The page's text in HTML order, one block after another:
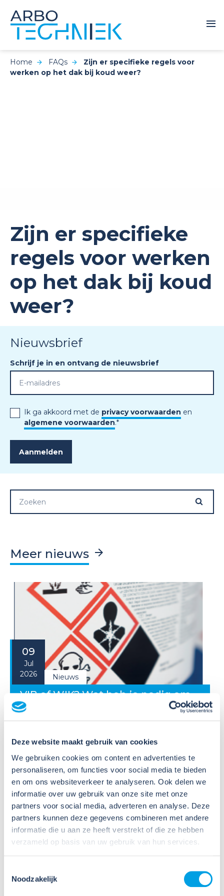
Deze website maakt gebruik van cookies
We gebruiken cookies om content en advertenties te
personaliseren, om functies voor social media te bieden
en om ons websiteverkeer te analyseren. Ook delen we
informatie over uw gebruik van onze site met onze
partners voor social media, adverteren en analyse. Deze
partners kunnen deze gegevens combineren met andere
informatie die u aan ze heeft verstrekt of die ze hebben
verzameld op basis van uw gebruik van hun services.
Noodzakelijk
Home FAQs
Zijn er specifieke regels voor
werken op het dak bij koud weer?
Zijn er specifieke
regels voor werken
op het dak bij koud
weer?
Nieuwsbrief
Schrijf je in en ontvang de nieuwsbrief
Ik ga akkoord met de privacy voorwaarden en
algemene voorwaarden.*
Meer nieuws
09
Jul
2026
Nieuws
VIB of WIK? Wat heb je nodig om
veilig te werken met gevaarlijke
stoffen?
Veel organisaties hebben
Veiligheidsinformatiebladen (VIB's) of mini-VIB's
beschikbaar voor de gevaarlijke stoffen waarmee zij
werken. Dat is een belangrijke eerste stap, maar
daarmee voldoe je nog niet aan de verplichtingen
u...
Lees verder